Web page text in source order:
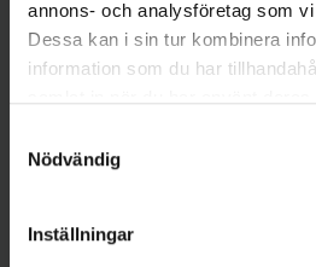
annons- och analysföretag som
Dessa kan i sin tur kombinera
information som du har
Nödvändig
Inställningar
Jaxon
Jaxon Abborrjigg 11 cm, 5-